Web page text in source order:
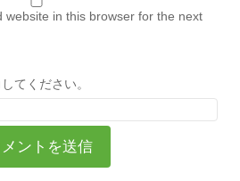
website in this browser for the next
てください。